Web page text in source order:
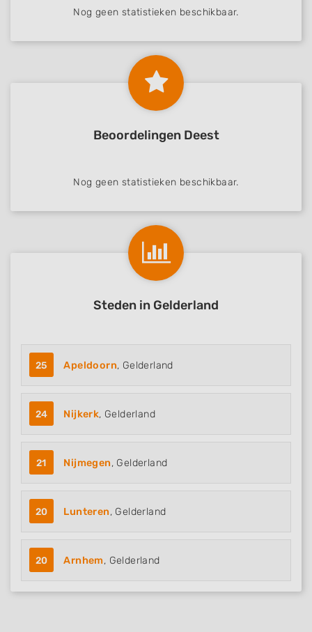
Nog geen statistieken beschikbaar.
Beoordelingen Deest
Nog geen statistieken beschikbaar.
Steden in Gelderland
25 Apeldoorn, Gelderland
24 Nijkerk, Gelderland
21 Nijmegen, Gelderland
20 Lunteren, Gelderland
20 Arnhem, Gelderland